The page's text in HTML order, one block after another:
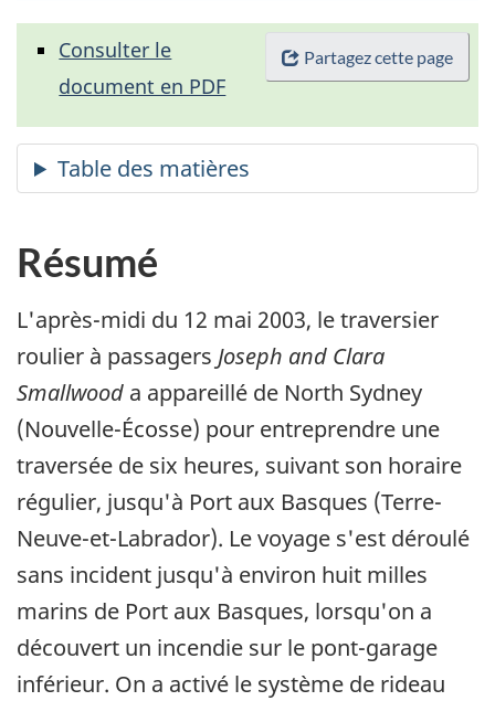
Partagez cette page
Consulter le
document en PDF
Résumé
L'après-midi du 12 mai 2003, le traversier
roulier à passagers Joseph and Clara
Smallwood a appareillé de North Sydney
(Nouvelle-Écosse) pour entreprendre une
traversée de six heures, suivant son horaire
régulier, jusqu'à Port aux Basques (Terre-
Neuve-et-Labrador). Le voyage s'est déroulé
sans incident jusqu'à environ huit milles
marins de Port aux Basques, lorsqu'on a
découvert un incendie sur le pont-garage
inférieur. On a activé le système de rideau